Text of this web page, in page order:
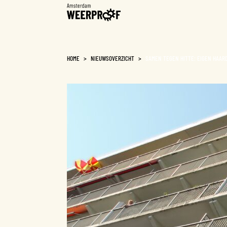
Weerproof
HOME > NIEUWSOVERZICHT >